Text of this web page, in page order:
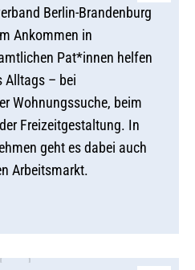
Berlin-Brandenburg
Ankommen in
Pat*innen helfen
Alltags – bei
Wohnungssuche, beim
Freizeitgestaltung. In
geht es dabei auch
Arbeitsmarkt.